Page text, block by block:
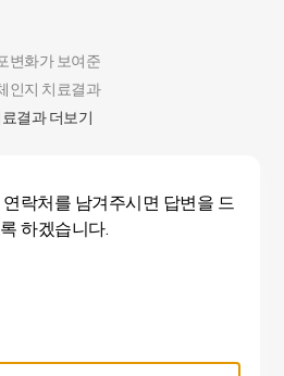
변화가 보여준
인지 치료결과
결과 더보기
락처를 남겨주시면 답변을 드
하겠습니다.